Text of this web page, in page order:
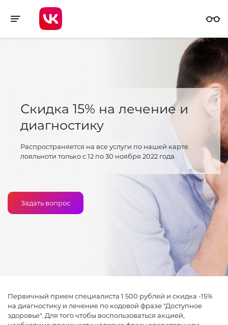
Toggle navigation
Скидка 15% на лечение и
диагностику
Распространяется на все услуги по нашей карте
лояльноти только с 12 по 30 ноября 2022 года
Задать вопрос
Первичный прием специалиста 1 500 рублей и скидка -15%
на диагностику и лечение по кодовой фразе "Доступное
здоровье". Для того чтобы воспользоваться акцией,